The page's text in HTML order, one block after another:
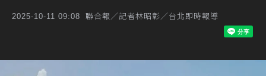
2025-10-11 09:08 聯合報／記者林昭彰／台北即時報導